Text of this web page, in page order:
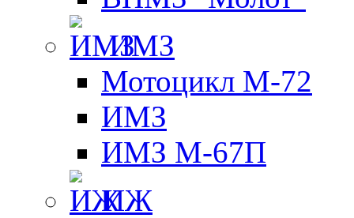
ИМЗ
Мотоцикл М-72
ИМЗ
ИМЗ М-67П
ИЖ